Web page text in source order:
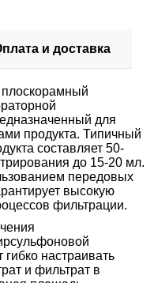
и доставка
для
продукта. Типичный
составляет 50-
до 15-20 мл.
передовых
высокую
фильтрации.
настраивать
и фильтрат в